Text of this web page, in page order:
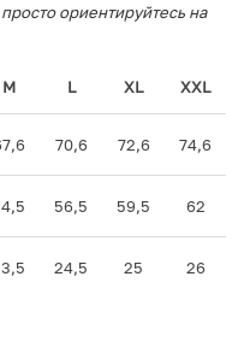
ориентируйтесь на
M L XL XXL
70,6 72,6 74,6
56,5 59,5 62
24,5 25 26